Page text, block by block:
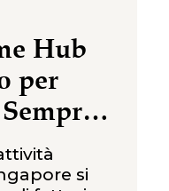
Hub
per
la
si